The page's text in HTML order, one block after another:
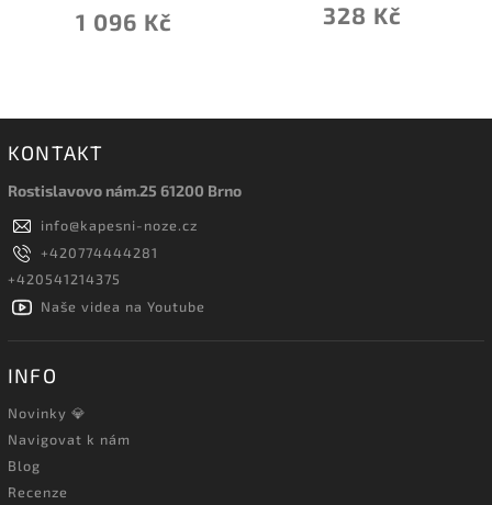
1 096 Kč 328 Kč
KONTAKT
Rostislavovo nám.25 61200 Brno
info@kapesni-noze.cz
+420774444281
+420541214375
Naše videa na Youtube
INFO
Novinky 💎
Navigovat k nám
Blog
Recenze